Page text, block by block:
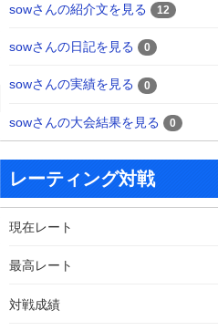
sowさんの紹介文を見る 12
sowさんの日記を見る 0
sowさんの実績を見る 0
sowさんの大会結果を見る 0
レーティング対戦
現在レート
最高レート
対戦成績